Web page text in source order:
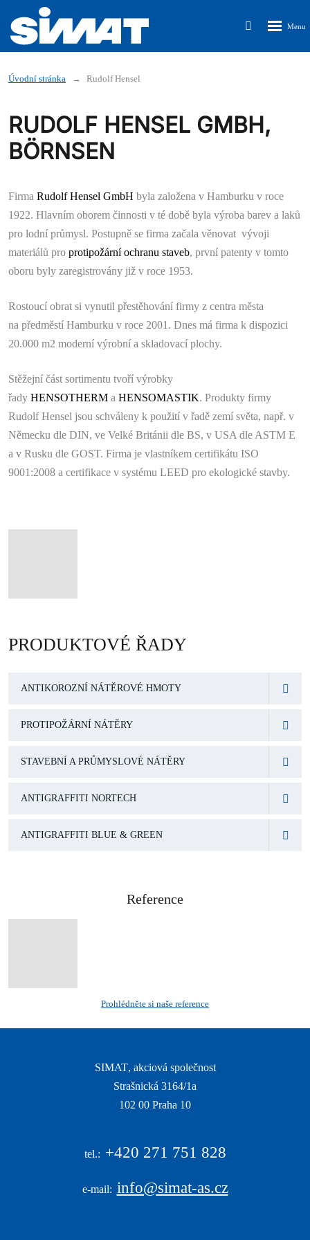
Vyhledávání
Úvodní stránka Rudolf Hensel
RUDOLF HENSEL GMBH,
BÖRNSEN
Firma Rudolf Hensel GmbH byla založena v Hamburku v roce
1922. Hlavním oborem činnosti v té době byla výroba barev a laků
pro lodní průmysl. Postupně se firma začala věnovat vývoji
materiálů pro protipožární ochranu staveb, první patenty v tomto
oboru byly zaregistrovány již v roce 1953.
Rostoucí obrat si vynutil přestěhování firmy z centra města
na předměstí Hamburku v roce 2001. Dnes má firma k dispozici
20.000 m2 moderní výrobní a skladovací plochy.
Stěžejní část sortimentu tvoří výrobky
řady HENSOTHERM a HENSOMASTIK. Produkty firmy
Rudolf Hensel jsou schváleny k použití v řadě zemí světa, např. v
Německu dle DIN, ve Velké Británii dle BS, v USA dle ASTM E
a v Rusku dle GOST. Firma je vlastníkem certifikátu ISO
9001:2008 a certifikace v systému LEED pro ekologické stavby.
PRODUKTOVÉ ŘADY
ANTIKOROZNÍ NÁTĚROVÉ HMOTY
PROTIPOŽÁRNÍ NÁTĚRY
STAVEBNÍ A PRŮMYSLOVÉ NÁTĚRY
ANTIGRAFFITI NORTECH
ANTIGRAFFITI BLUE & GREEN
Reference
Prohlédněte si naše reference
SIMAT, akciová společnost
|
Strašnická 3164/1a
|
102 00 Praha 10
tel.: +420 271 751 828
e-mail: info@simat-as.cz